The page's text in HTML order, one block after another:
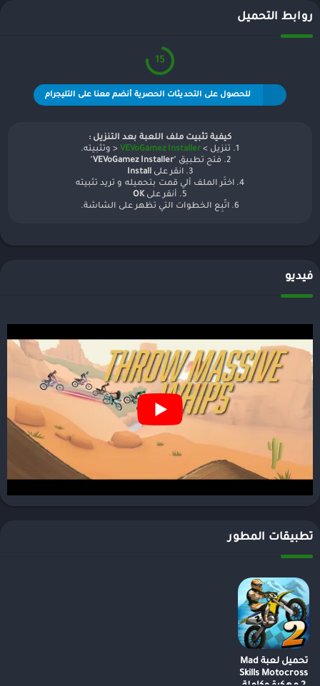
روابط التحميل
15
للحصول على التحديثات الحصرية أنضم معنا على التليجرام
كيفية تثبيت ملف اللعبة بعد التنزيل :
1. تنزيل >
VEVoGamez Installer < وتثبيته.
2. فتح تطبيق "
VEVoGamez Installer
"
3. انقر على
Install
4. اختَر الملف ألي قمت بتحميله و تريد تثبيته
5. أنقر على
OK
6. اتّبِع الخطوات التي تظهر على الشاشة.
فيديو
تطبيقات المطور
تحميل لعبة Mad
Skills Motocross